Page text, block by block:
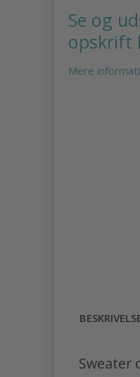
Se og
opskrift
Mere
Sweater